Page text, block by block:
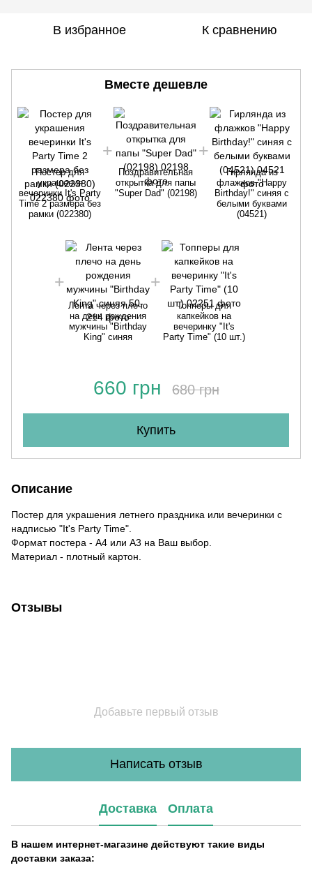
В избранное К сравнению
Вместе дешевле
Постер для
украшения
вечеринки It's Party
Time 2 размера без
рамки (022380)
Поздравительная
открытка для папы
"Super Dad" (02198)
Гирлянда из
флажков "Happy
Birthday!" cиняя с
белыми буквами
(04521)
Лента через плечо
на день рождения
мужчины "Birthday
King" синяя
Топперы для
капкейков на
вечеринку "It's
Party Time" (10 шт.)
660 грн 680 грн
Купить
Описание
Постер для украшения летнего праздника или вечеринки с
надписью "It's Party Time".
Формат постера - А4 или А3 на Ваш выбор.
Материал - плотный картон.
Отзывы
Добавьте первый отзыв
Написать отзыв
Доставка Оплата
В нашем интернет-магазине действуют такие виды
доставки заказа: